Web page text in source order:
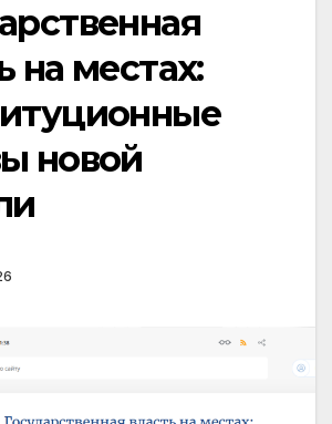
на местах:
новой